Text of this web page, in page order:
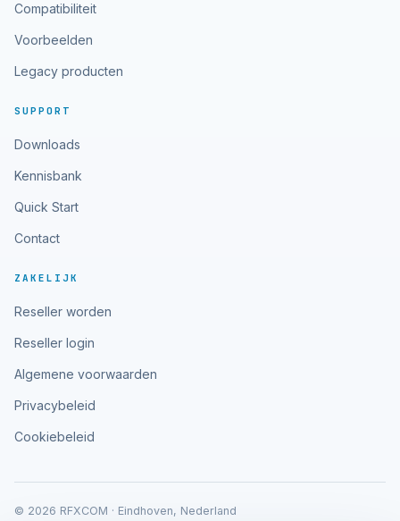
Compatibiliteit
Voorbeelden
Legacy producten
SUPPORT
Downloads
Kennisbank
Quick Start
Contact
ZAKELIJK
Reseller worden
Reseller login
Algemene voorwaarden
Privacybeleid
Cookiebeleid
© 2026 RFXCOM · Eindhoven, Nederland